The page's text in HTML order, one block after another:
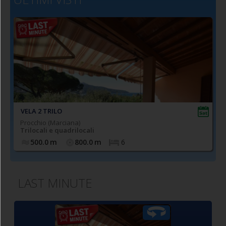
VELA 2 TRILO
Procchio (Marciana)
Trilocali e quadrilocali
500.0 m 800.0 m 6
LAST MINUTE